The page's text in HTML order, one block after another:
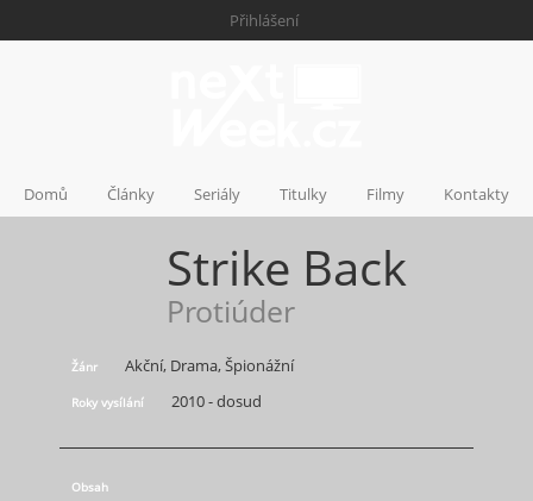
Přihlášení
Domů Články Seriály Titulky Filmy Kontakty
Strike Back
Protiúder
Žánr Akční, Drama, Špionážní
Roky vysílání 2010 - dosud
Obsah